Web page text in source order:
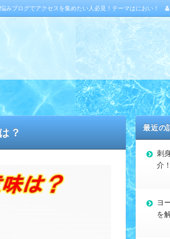
悩みブログでアクセスを集めたい人必見！テーマはにおい！
？ 最近の
刺
介
ヨ
を